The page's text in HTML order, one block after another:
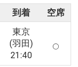
到着 空席
東京
(羽田)
21:40